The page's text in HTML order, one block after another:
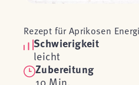
Rezept für Aprikosen
Schwierigkeit
leicht
Zubereitung
10 Min.